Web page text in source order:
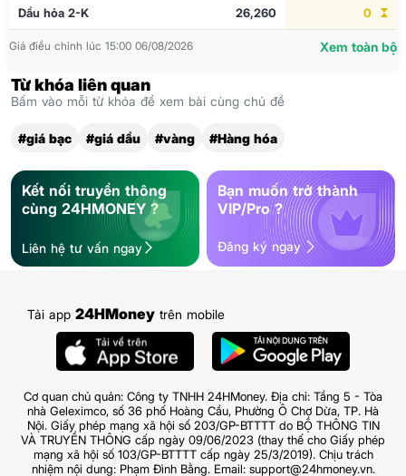
Dầu hỏa 2-K 26,260 0
Giá điều chỉnh lúc 15:00 06/08/2026 Xem toàn bộ
Từ khóa liên quan
Bấm vào mỗi từ khóa để xem bài cùng chủ đề
#giá bạc #giá dầu #vàng #Hàng hóa
Kết nối truyền thông
cùng 24HMONEY ?
Liên hệ tư vấn ngay
Bạn muốn trở thành
VIP/Pro ?
Đăng ký ngay
Tải app 24HMoney trên mobile
Cơ quan chủ quản: Công ty TNHH 24HMoney. Địa chỉ: Tầng 5 - Tòa
nhà Geleximco, số 36 phố Hoàng Cầu, Phường Ô Chợ Dừa, TP. Hà
Nội. Giấy phép mạng xã hội số 203/GP-BTTTT do BỘ THÔNG TIN
VÀ TRUYỀN THÔNG cấp ngày 09/06/2023 (thay thế cho Giấy phép
mạng xã hội số 103/GP-BTTTT cấp ngày 25/3/2019). Chịu trách
nhiệm nội dung: Phạm Đình Bằng. Email: support@24hmoney.vn.